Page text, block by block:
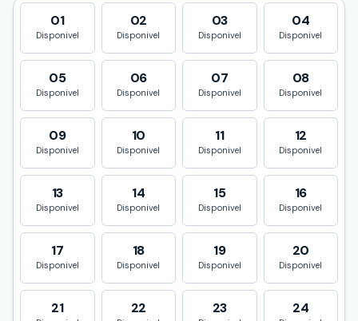
01
Disponivel
02
Disponivel
03
Disponivel
04
Disponivel
05
Disponivel
06
Disponivel
07
Disponivel
08
Disponivel
09
Disponivel
10
Disponivel
11
Disponivel
12
Disponivel
13
Disponivel
14
Disponivel
15
Disponivel
16
Disponivel
17
Disponivel
18
Disponivel
19
Disponivel
20
Disponivel
21 22 23 24